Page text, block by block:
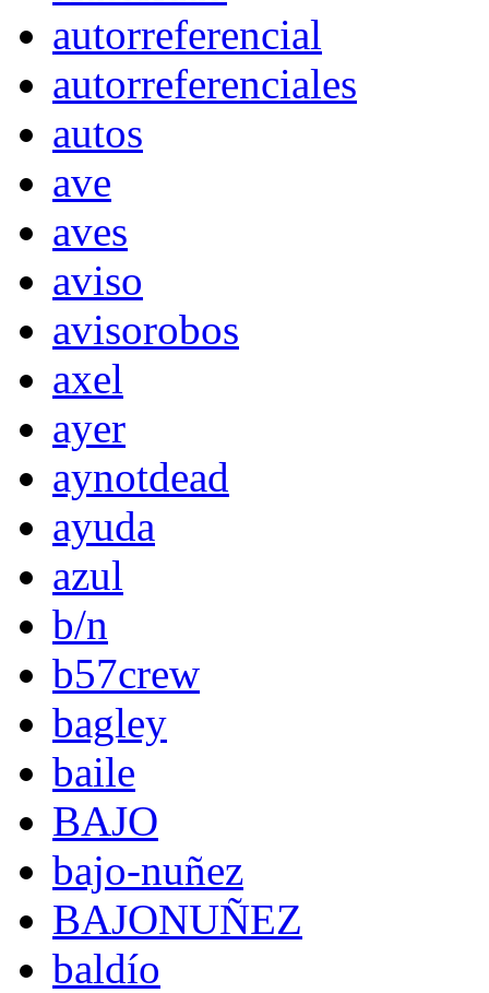
autorreferencial
autorreferenciales
autos
ave
aves
aviso
avisorobos
axel
ayer
aynotdead
ayuda
azul
b/n
b57crew
bagley
baile
BAJO
bajo-nuñez
BAJONUÑEZ
baldío